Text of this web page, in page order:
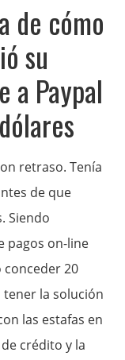
de cómo
su
a Paypal
retraso. Tenía
de que
Siendo
pagos on-line
20
la solución
las estafas en
crédito y la